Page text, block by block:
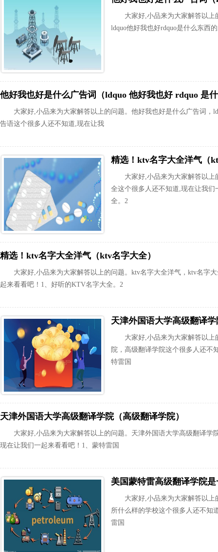
大家好,小品来为大家解答以
ldquo他好我也好rdquo是什么东西
他好我也好是什么广告词（ldquo 他好我也好 rdquo 是
大家好,小品来为大家解答以上的问题。他好我也好是什么广告词，
告语这个很多人还不知道,现在让我
精选！ktv名字大全洋气（
大家好,小品来为大家解答以
全这个很多人还不知道,现在让我
全。2
精选！ktv名字大全洋气（ktv名字大全）
大家好,小品来为大家解答以上的问题。ktv名字大全洋气，ktv名字
起来看看吧！1、好听的KTV名字大全。2
天津外国语大学高级翻译
大家好,小品来为大家解答以
院，高级翻译学院这个很多人还不
特雷国
天津外国语大学高级翻译学院（高级翻译学院）
大家好,小品来为大家解答以上的问题。天津外国语大学高级翻译学
现在让我们一起来看看吧！1、蒙特雷国
美国蒙特雷高级翻译学院
大家好,小品来为大家解答以
所什么样的学校这个很多人还不知
雷国